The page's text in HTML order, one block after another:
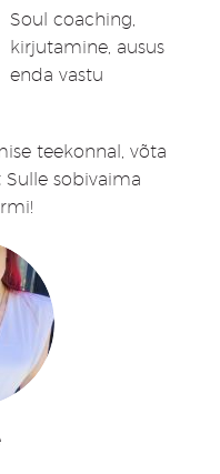
Soul coaching,
kirjutamine, ausus
enda vastu
teekonnal, võta
sobivaima